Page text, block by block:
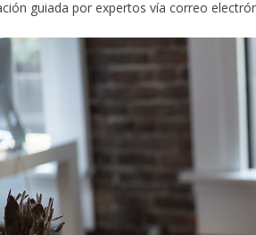
guiada por expertos vía correo